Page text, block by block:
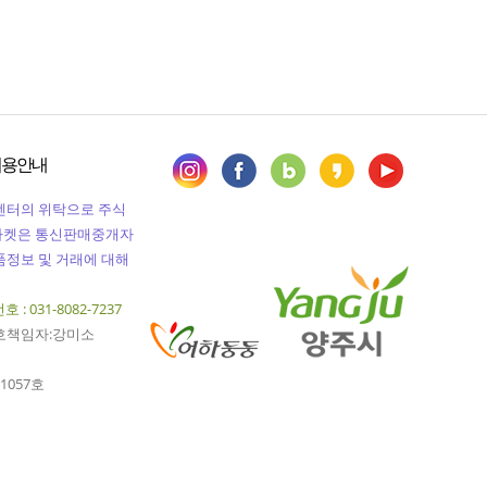
안내
의 위탁으로 주식
은 통신판매중개자
보 및 거래에 대해
호 : 031-8082-7237
임자:강미소
호